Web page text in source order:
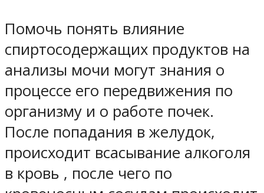
Помочь понять влияние
спиртосодержащих продуктов на
анализы мочи могут знания о
процессе его передвижения по
организму и о работе почек.
После попадания в желудок,
происходит всасывание алкоголя
в кровь , после чего по